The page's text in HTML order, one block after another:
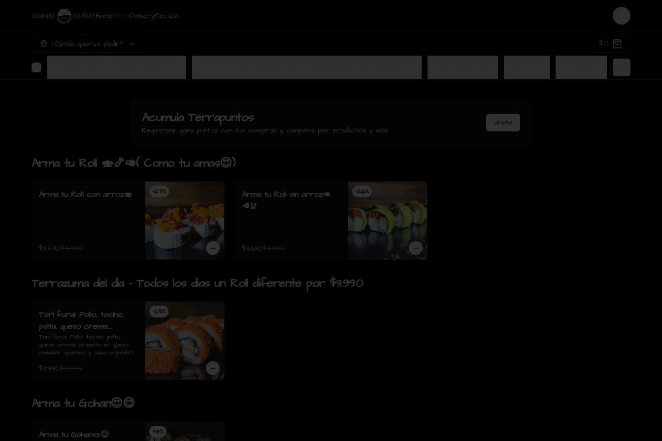
Home DeliveryRecicla Login
¿Dónde quieres pedir? $0
Acumula Terrapuntos
Regístrate, gana puntos con tus compras y canjealos por productos y más
Únete
Arma tu Roll 🍣🍤🥑( Como tu amas😍)
-27%
Arma tu Roll con arroz🍣
$3.490$4.790
-26%
Arma tu Roll sin arroz🥑
🥩🥢
$3.690$4.990
Terrazuma del dia - Todos los dias un Roll diferente por $3.990
-29%
Tori furai: Pollo, tocino,
palta, queso crema,
envuelto en queso
cheddar apanado y salsa
Tori furai: Pollo, tocino, palta,
queso crema, envuelto en queso
cheddar apanado y salsa anguila(10
$3.990$5.590
Arma tu Gohan😍😋
-14%
Arma tu Gohan🥗😋